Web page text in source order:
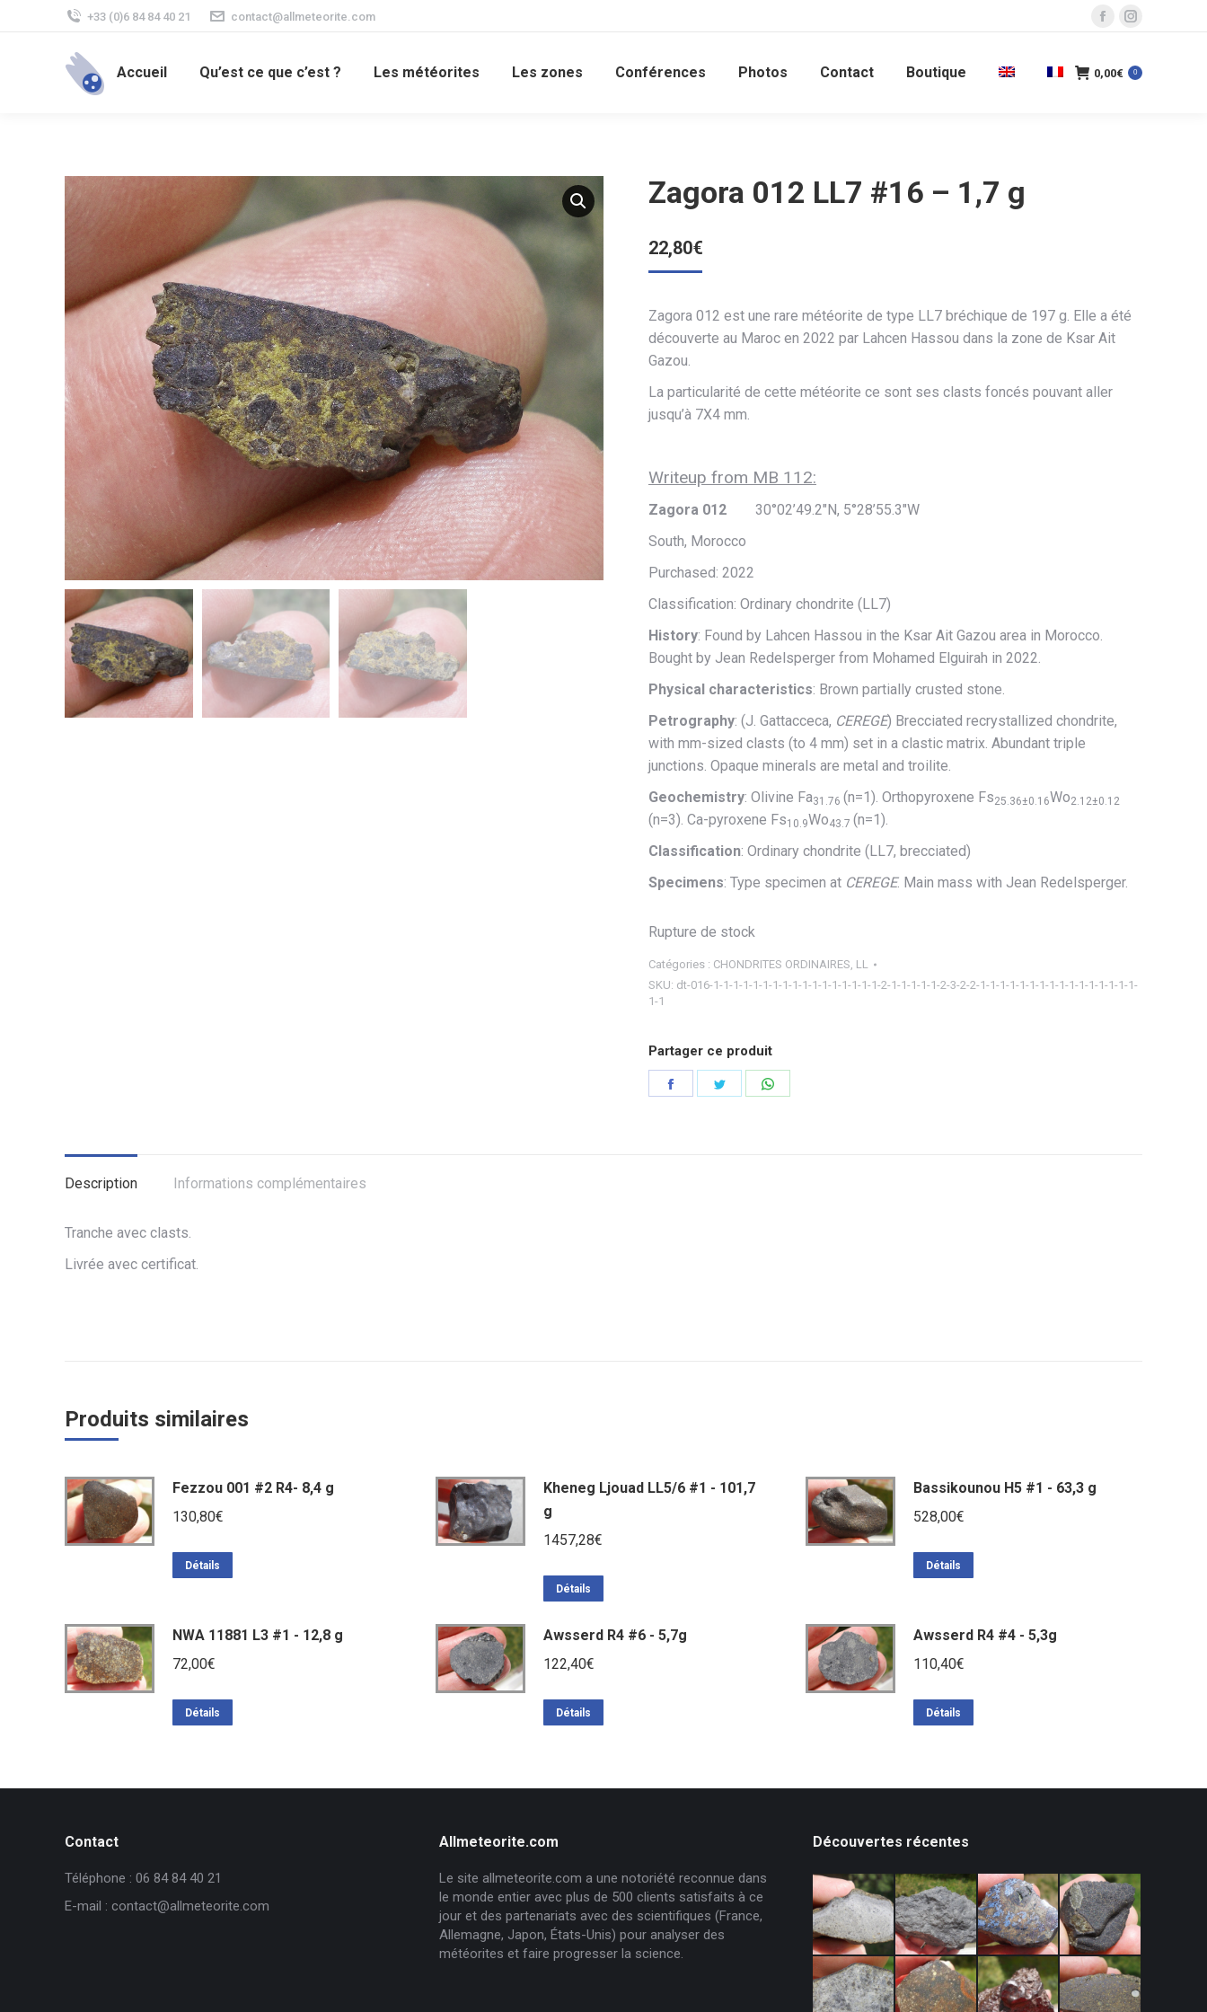
+33 (0)6 84 84 40 21 contact@allmeteorite.com
La
Facebook
La
Instagram
Accueil Qu’est ce que c’est ? Les météorites Les zones Conférences Photos Contact Boutique 0,00€ 0
Zagora 012 LL7 #16 – 1,7 g
22,80€
Zagora 012 est une rare météorite de type LL7 bréchique de 197 g. Elle a été
découverte au Maroc en 2022 par Lahcen Hassou dans la zone de Ksar Ait
Gazou.
La particularité de cette météorite ce sont ses clasts foncés pouvant aller
jusqu’à 7X4 mm.
Writeup from MB 112:
Zagora 012 30°02’49.2″N, 5°28’55.3″W
South, Morocco
Purchased: 2022
Classification: Ordinary chondrite (LL7)
History: Found by Lahcen Hassou in the Ksar Ait Gazou area in Morocco.
Bought by Jean Redelsperger from Mohamed Elguirah in 2022.
Physical characteristics: Brown partially crusted stone.
Petrography: (J. Gattacceca, CEREGE) Brecciated recrystallized chondrite,
with mm-sized clasts (to 4 mm) set in a clastic matrix. Abundant triple
junctions. Opaque minerals are metal and troilite.
Geochemistry: Olivine Fa31.76 (n=1). Orthopyroxene Fs25.36±0.16Wo2.12±0.12
(n=3). Ca-pyroxene Fs10.9Wo43.7 (n=1).
Classification: Ordinary chondrite (LL7, brecciated)
Specimens: Type specimen at CEREGE. Main mass with Jean Redelsperger.
Rupture de stock
Catégories : CHONDRITES ORDINAIRES, LL
SKU: dt-016-1-1-1-1-1-1-1-1-1-1-1-1-1-1-1-1-1-2-1-1-1-1-1-2-3-2-2-1-1-1-1-1-1-1-1-1-1-1-1-1-1-1-1-
1-1
Partager ce produit
Partager Partager
Description Informations complémentaires
Tranche avec clasts.
Livrée avec certificat.
Produits similaires
Fezzou 001 #2 R4- 8,4 g
130,80€
Détails
Kheneg Ljouad LL5/6 #1 - 101,7
g
1457,28€
Détails
Bassikounou H5 #1 - 63,3 g
528,00€
Détails
NWA 11881 L3 #1 - 12,8 g
72,00€
Détails
Awsserd R4 #6 - 5,7g
122,40€
Détails
Awsserd R4 #4 - 5,3g
110,40€
Détails
Contact
Téléphone : 06 84 84 40 21
E-mail : contact@allmeteorite.com
Allmeteorite.com
Le site allmeteorite.com a une notoriété reconnue dans
le monde entier avec plus de 500 clients satisfaits à ce
jour et des partenariats avec des scientifiques (France,
Allemagne, Japon, États-Unis) pour analyser des
météorites et faire progresser la science.
Découvertes récentes